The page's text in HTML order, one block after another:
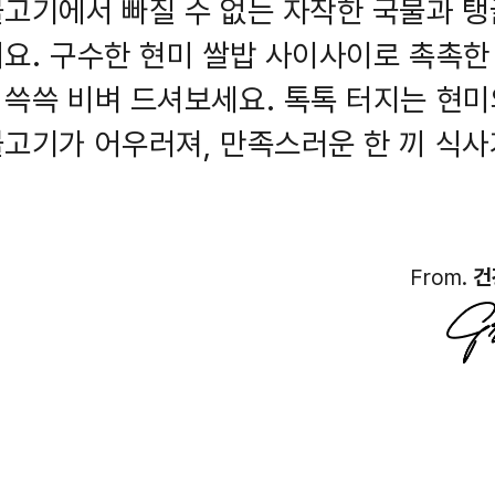
기에서 빠질 수 없는 자작한 국물과
. 구수한 현미 쌀밥 사이사이로 촉촉
쓱 비벼 드셔보세요. 톡톡 터지는 현
기가 어우러져, 만족스러운 한 끼 식
From.